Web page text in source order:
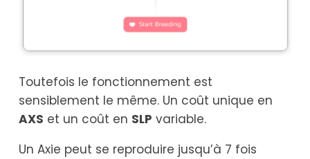
Toutefois le fonctionnement est
sensiblement le même. Un coût unique en
AXS et un coût en SLP variable.
Un Axie peut se reproduire jusqu’à 7 fois